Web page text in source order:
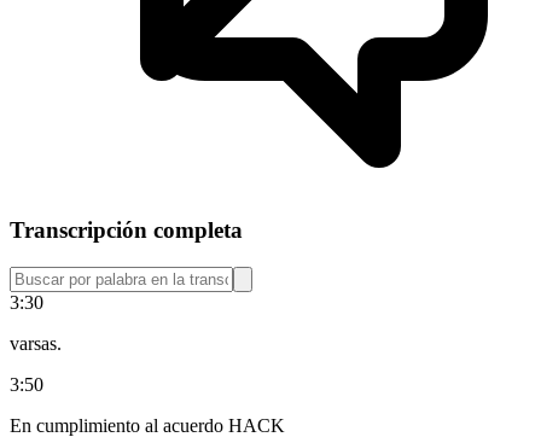
Transcripción completa
3:30
varsas.
3:50
En cumplimiento al acuerdo HACK